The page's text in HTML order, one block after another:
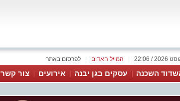
לפרסום באתר המייל האדום
השכנה עסקים בגן יבנה אירועים צור קשר